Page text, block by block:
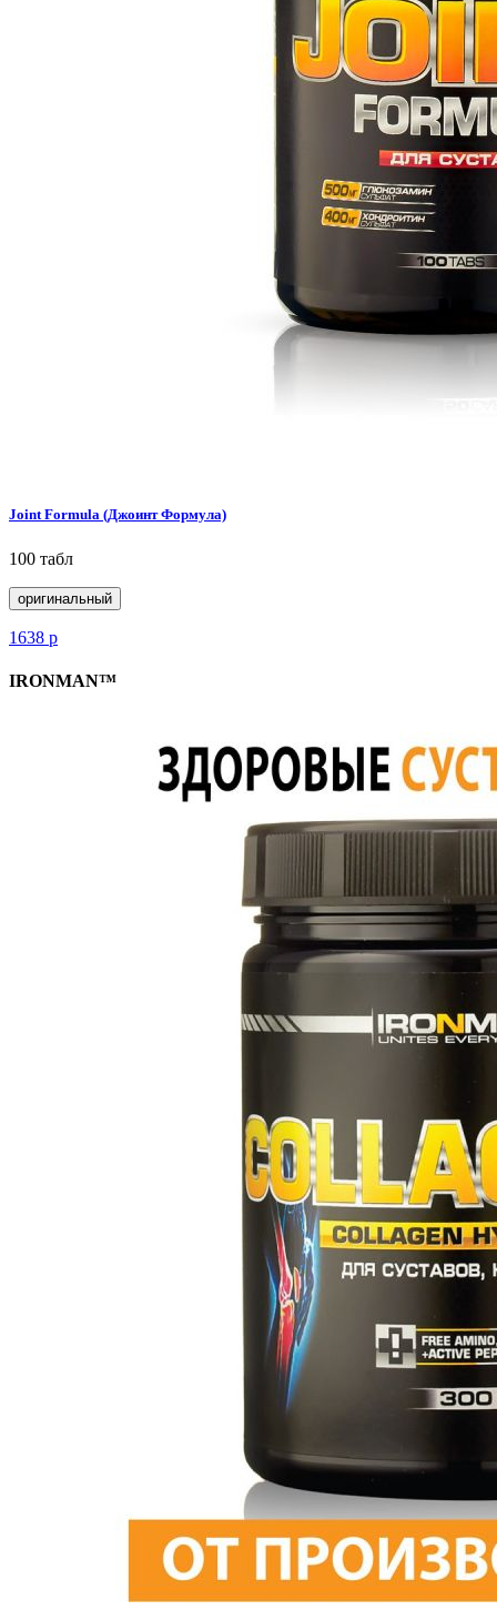
Joint Formula (Джоинт Формула)
100 табл
оригинальный
1638 р
IRONMAN™